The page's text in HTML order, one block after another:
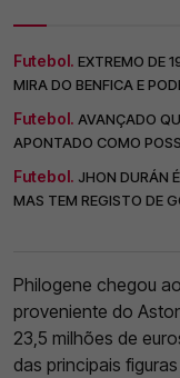
Futebol. EXTREMO DE
MIRA DO BENFICA E
Futebol. AVANÇADO
APONTADO COMO
Futebol. JHON DURÁN
MAS TEM REGISTO DE
Philogene chegou
proveniente do
23,5 milhões de
das principais figuras